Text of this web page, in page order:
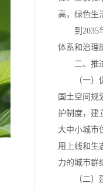
高，绿色生
到2035年
体系和治理
二、推进
（一）促
国土空间规
护制度，建
大中小城市
用上线和生
力的城市群
（二）建